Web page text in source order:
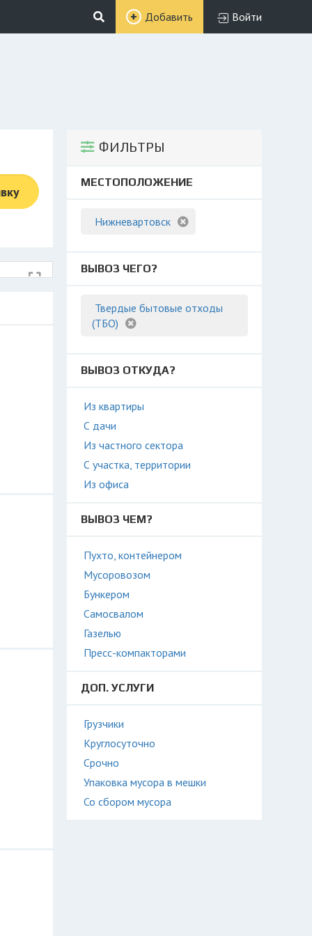
Добавить Войти
ФИЛЬТРЫ
МЕСТОПОЛОЖЕНИЕ
Нижневартовск
ВЫВОЗ ЧЕГО?
Твердые бытовые отходы
(ТБО)
ВЫВОЗ ОТКУДА?
Из квартиры
С дачи
Из частного сектора
С участка, территории
Из офиса
ВЫВОЗ ЧЕМ?
Пухто, контейнером
Мусоровозом
Бункером
Самосвалом
Газелью
Пресс-компакторами
ДОП. УСЛУГИ
Грузчики
Круглосуточно
Срочно
Упаковка мусора в мешки
Со сбором мусора